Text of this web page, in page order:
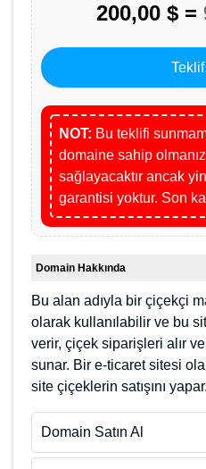
200,00 $ =
NOT: Bu teklifi
domaine sahip
sağlayacaktır ancak
garantisi yoktur. Son
Domain Hakkında
Bu alan adıyla bir çiçekçi
olarak kullanılabilir ve bu
verir, çiçek siparişleri alır
sunar. Bir e-ticaret sitesi
çiçeklerin satışını yapar.
Domain Satın Al